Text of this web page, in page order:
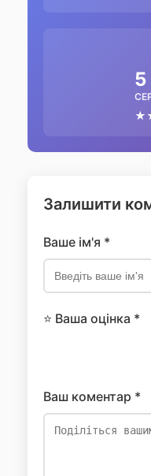
5
Залишити
Ваше ім'я *
⭐ Ваша оцінка *
Ваш коментар *